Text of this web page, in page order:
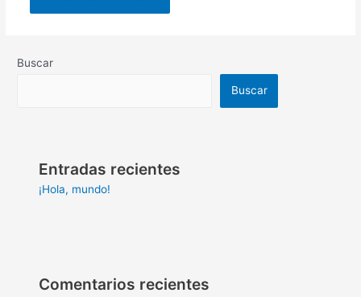
Buscar
Buscar
Entradas recientes
¡Hola, mundo!
Comentarios recientes